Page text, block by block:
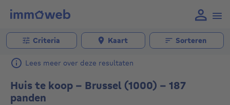
Criteria Kaart Sorteren
Lees meer over deze resultaten
Huis te koop - Brussel (1000) - 187
panden